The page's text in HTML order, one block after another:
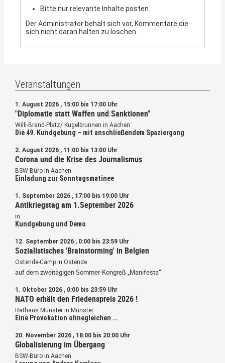
Bitte nur relevante Inhalte posten.
Der Administrator behält sich vor, Kommentare die
sich nicht daran halten zu löschen.
Veranstaltungen
1. August 2026 , 15:00 bis 17:00 Uhr
"Diplomatie statt Waffen und Sanktionen"
Willi-Brand-Platz/ Kugelbrunnen in Aachen
Die 49. Kundgebung – mit anschließendem Spaziergang
2. August 2026 , 11:00 bis 13:00 Uhr
Corona und die Krise des Journalismus
BSW-Büro in Aachen
Einladung zur Sonntagsmatinee
1. September 2026 , 17:00 bis 19:00 Uhr
Antikriegstag am 1.September 2026
in
Kundgebung und Demo
12. September 2026 , 0:00 bis 23:59 Uhr
Sozialistisches 'Brainstorming' in Belgien
Ostende-Camp in Ostende
auf dem zweitägigen Sommer-Kongreß „Manifesta“
1. Oktober 2026 , 0:00 bis 23:59 Uhr
NATO erhält den Friedenspreis 2026 !
Rathaus Münster in Münster
Eine Provokation ohnegleichen …
20. November 2026 , 18:00 bis 20:00 Uhr
Globalisierung im Übergang
BSW-Büro in Aachen